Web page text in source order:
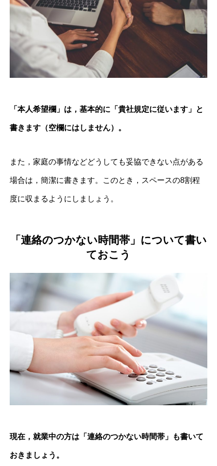
「本人希望欄」は，基本的に「貴社規定に従います」と
書きます（空欄にはしません）。
また，家庭の事情などどうしても妥協できない点がある
場合は，簡潔に書きます。このとき，スペースの8割程
度に収まるようにしましょう。
「連絡のつかない時間帯」について書い
ておこう
現在，就業中の方は「連絡のつかない時間帯」も書いて
おきましょう。